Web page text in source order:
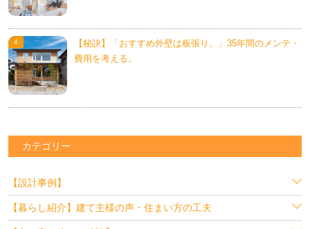
【秘訣】「おすすめ外壁は板張り。」35年間のメンテ・
費用を考える。
カテゴリー
【設計事例】
【暮らし紹介】建て主様の声・住まい方の工夫